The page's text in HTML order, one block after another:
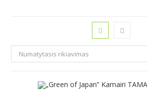
Numatytasis rikiavimas